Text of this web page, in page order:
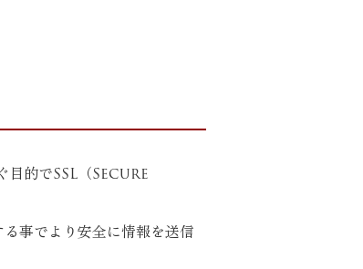
目的でSSL（Secure
事でより安全に情報を送信